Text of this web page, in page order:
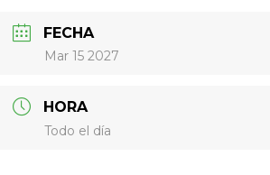
FECHA
Mar 15 2027
HORA
Todo el día